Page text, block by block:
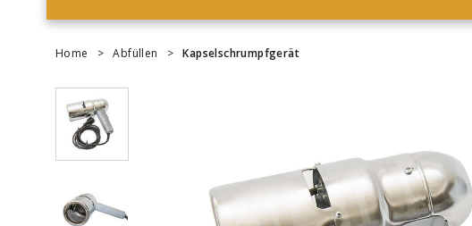
Home > Abfüllen > Kapselschrumpfgerät